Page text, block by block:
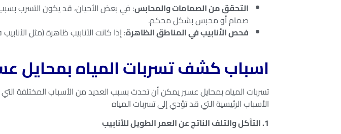
التحقق من الصمامات والمحابس: في بعض الأحيان، قد يكون التسرب
صمام أو محبس بشكل محكم.
فحص الأنابيب في المناطق الظاهرة: إذا كانت الأنابيب ظاهرة (مثل
اسباب كشف تسربات المياه بمحايل
تسربات المياه بمحايل عسير يمكن أن تحدث بسبب العديد من الأسباب المختلفة
الأسباب الرئيسية التي قد تؤدي إلى تسربات المياه
1. التآكل والتلف الناتج عن العمر الطويل للأنابيب